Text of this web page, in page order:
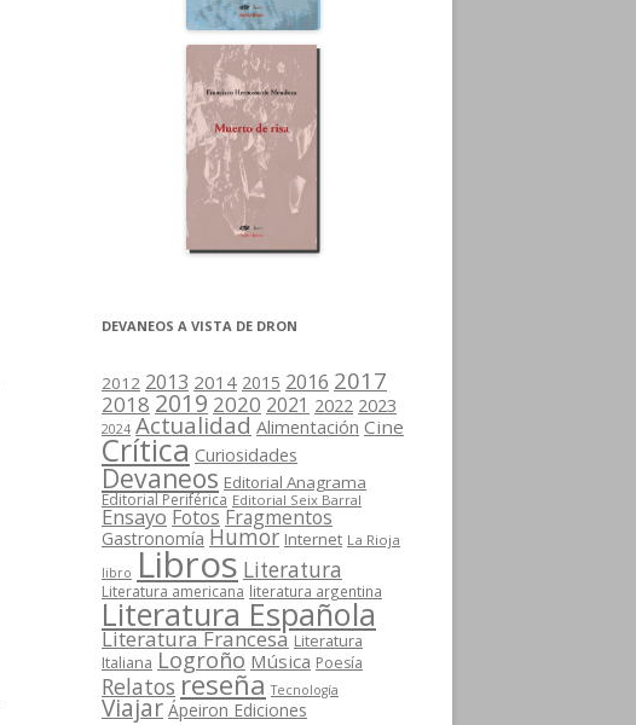
DEVANEOS A VISTA DE DRON
2012 2013 2014 2015 2016 2017
2018 2019 2020 2021 2022 2023
2024 Actualidad Alimentación Cine
Crítica Curiosidades
Devaneos Editorial Anagrama
Editorial Periférica Editorial Seix Barral
Ensayo Fotos Fragmentos
Gastronomía Humor Internet La Rioja
libro Libros Literatura
Literatura americana literatura argentina
Literatura Española
Literatura Francesa Literatura
Italiana Logroño Música Poesía
Relatos reseña Tecnología
Viajar Ápeiron Ediciones